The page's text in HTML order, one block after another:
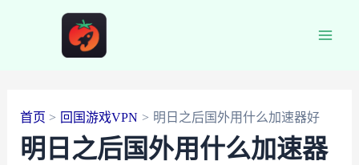
首页 回国游戏VPN 明日之后国外用什么加速器好
明日之后国外用什么加速器